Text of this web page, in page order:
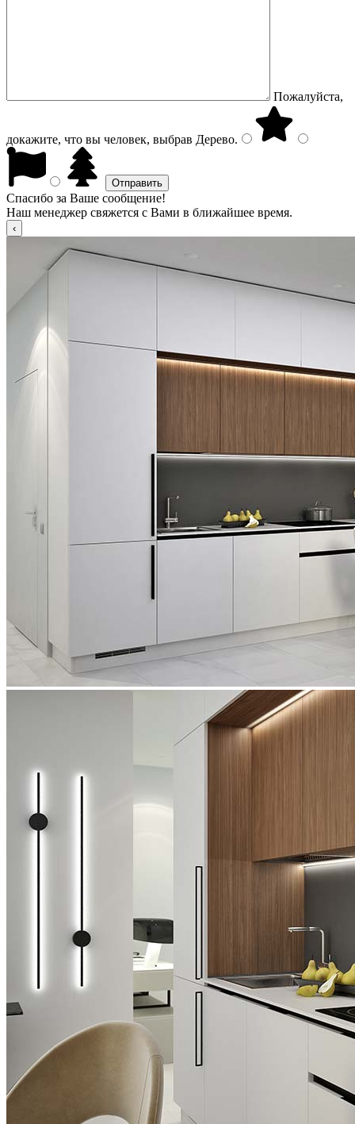
Пожалуйста,
докажите, что вы человек, выбрав Дерево.
Спасибо за Ваше сообщение!
Наш менеджер свяжется с Вами в ближайшее время.